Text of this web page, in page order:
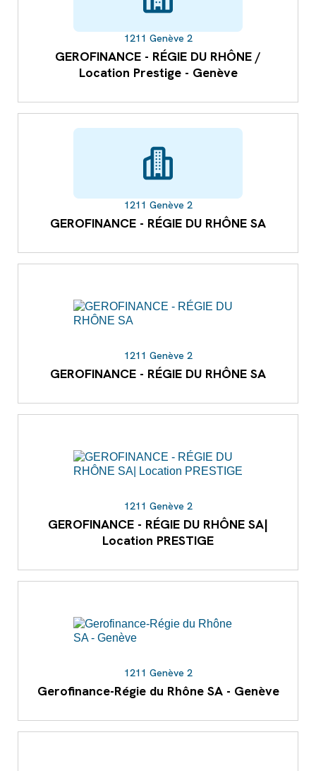
1211 Genève 2
GEROFINANCE - RÉGIE DU RHÔNE /
Location Prestige - Genève
1211 Genève 2
GEROFINANCE - RÉGIE DU RHÔNE SA
1211 Genève 2
GEROFINANCE - RÉGIE DU RHÔNE SA
1211 Genève 2
GEROFINANCE - RÉGIE DU RHÔNE SA|
Location PRESTIGE
1211 Genève 2
Gerofinance-Régie du Rhône SA - Genève